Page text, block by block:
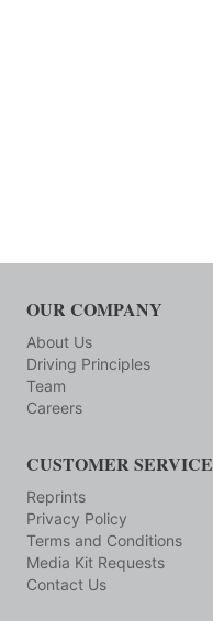
OUR COMPANY
About Us
Driving Principles
Team
Careers
CUSTOMER SERVICE
Reprints
Privacy Policy
Terms and Conditions
Media Kit Requests
Contact Us